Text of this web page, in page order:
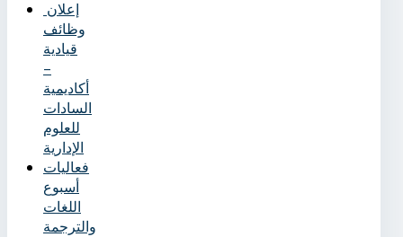
وظائف
قيادية
–
أكاديمية
السادات
للعلوم
الإدارية
فعاليات
أسبوع
اللغات
والترجمة